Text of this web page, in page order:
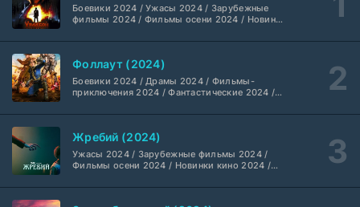
Шугар (2026)
Укрытие (2026)
1-3 сезон
5 серия
HDrezka Studio
Мыс страха (2026)
1 сезон
Dragon Money Studio
Библиотекари: Следующая глава (2026)
2 серия
Боевики 2024 / Ужасы 2024 / Зарубежные
фильмы 2024 / Фильмы осени 2024 / Новинки
2024 / Американские фильмы / Фильмы
высоким рейтингом / Интересные фильмы /
Крутые фильмы / Популярные фильмы
Фоллаут (2024)
Боевики 2024 / Драмы 2024 / Фильмы-
приключения 2024 / Фантастические 2024 /
смотреть / Сериалы в 4K UHD / Американские
Жребий (2024)
Ужасы 2024 / Зарубежные фильмы 2024 /
Фильмы осени 2024 / Новинки кино 2024 /
Американские фильмы / Фильмы смотреть /